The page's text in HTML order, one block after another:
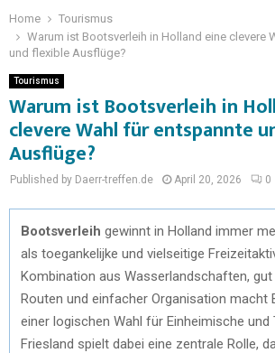
Home
Tourismus
Warum ist Bootsverleih in Holland eine clevere
und flexible Ausflüge?
Tourismus
Warum ist Bootsverleih in
clevere Wahl für entspannte
Ausflüge?
Published by Daerr-treffen.de April 20, 2026 0
Bootsverleih gewinnt in Holland immer
als toegankelijke und vielseitige
Kombination aus Wasserlandschaften,
Routen und einfacher Organisation macht
einer logischen Wahl für Einheimische und
Friesland spielt dabei eine zentrale Rolle,